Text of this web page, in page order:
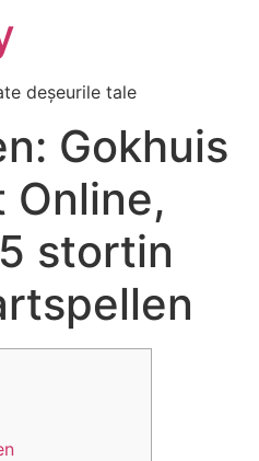
deșeurile tale
Gokhuis
stortin